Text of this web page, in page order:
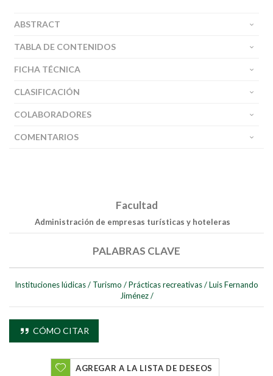
ABSTRACT
TABLA DE CONTENIDOS
FICHA TÉCNICA
CLASIFICACIÓN
COLABORADORES
COMENTARIOS
Facultad
Administración de empresas turísticas y hoteleras
PALABRAS CLAVE
Instituciones lúdicas/ Turismo /Prácticas recreativas/Luis Fernando
Jiménez /
CÓMO CITAR
AGREGAR A LA LISTA DE DESEOS